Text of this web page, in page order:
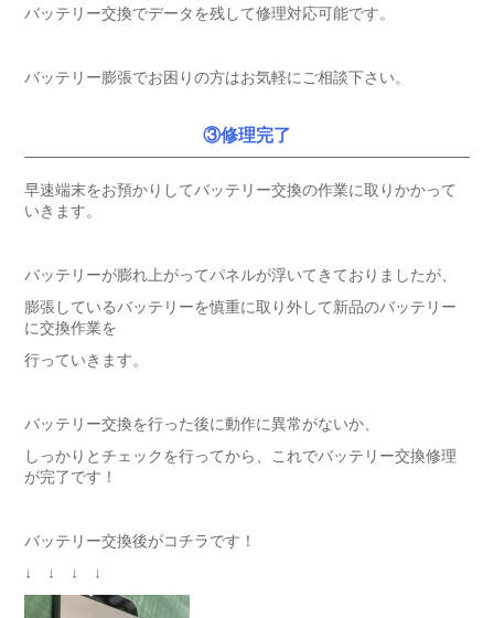
バッテリー交換でデータを残して修理対応可能です。
バッテリー膨張でお困りの方はお気軽にご相談下さい。
③修理完了
早速端末をお預かりしてバッテリー交換の作業に取りかかって
いきます。
バッテリーが膨れ上がってパネルが浮いてきておりましたが、
膨張しているバッテリーを慎重に取り外して新品のバッテリー
に交換作業を
行っていきます。
バッテリー交換を行った後に動作に異常がないか、
しっかりとチェックを行ってから、これでバッテリー交換修理
が完了です！
バッテリー交換後がコチラです！
↓ ↓ ↓ ↓